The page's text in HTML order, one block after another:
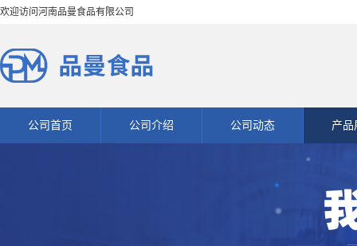
欢迎访问河南品曼食品有限公司
公司首页 公司介绍 公司动态 产品